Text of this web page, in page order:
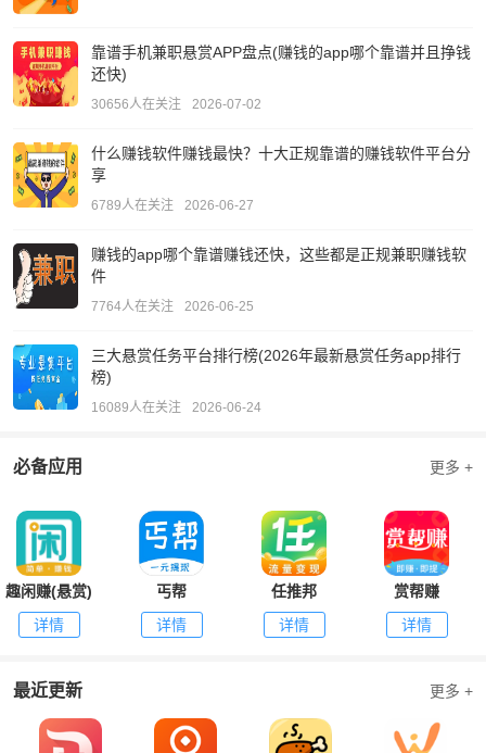
靠谱手机兼职悬赏APP盘点(赚钱的app哪个靠谱并且挣钱
还快)
30656人在关注 2026-07-02
什么赚钱软件赚钱最快？十大正规靠谱的赚钱软件平台分
享
6789人在关注 2026-06-27
赚钱的app哪个靠谱赚钱还快，这些都是正规兼职赚钱软
件
7764人在关注 2026-06-25
三大悬赏任务平台排行榜(2026年最新悬赏任务app排行
榜)
16089人在关注 2026-06-24
必备应用 更多 +
趣闲赚(悬赏)
详情
丐帮
详情
任推邦
详情
赏帮赚
详情
最近更新 更多 +